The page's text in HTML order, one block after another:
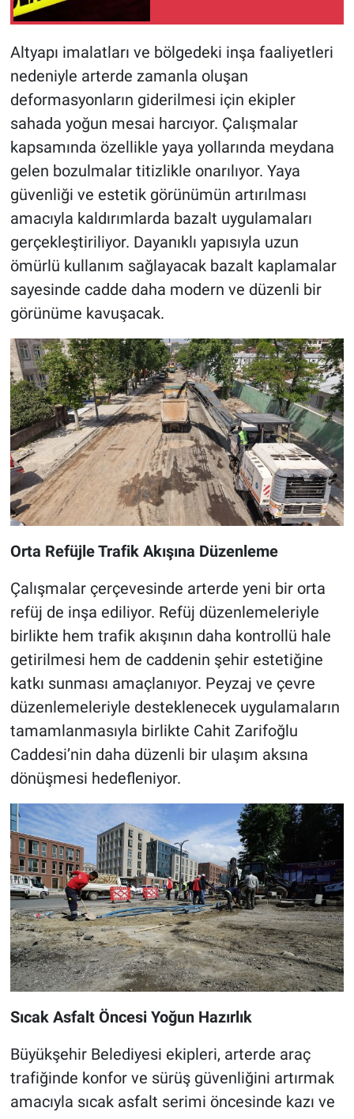
Altyapı imalatları ve bölgedeki inşa faaliyetleri
nedeniyle arterde zamanla oluşan
deformasyonların giderilmesi için ekipler
sahada yoğun mesai harcıyor. Çalışmalar
kapsamında özellikle yaya yollarında meydana
gelen bozulmalar titizlikle onarılıyor. Yaya
güvenliği ve estetik görünümün artırılması
amacıyla kaldırımlarda bazalt uygulamaları
gerçekleştiriliyor. Dayanıklı yapısıyla uzun
ömürlü kullanım sağlayacak bazalt kaplamalar
sayesinde cadde daha modern ve düzenli bir
görünüme kavuşacak.
Orta Refüjle Trafik Akışına Düzenleme
Çalışmalar çerçevesinde arterde yeni bir orta
refüj de inşa ediliyor. Refüj düzenlemeleriyle
birlikte hem trafik akışının daha kontrollü hale
getirilmesi hem de caddenin şehir estetiğine
katkı sunması amaçlanıyor. Peyzaj ve çevre
düzenlemeleriyle desteklenecek uygulamaların
tamamlanmasıyla birlikte Cahit Zarifoğlu
Caddesi’nin daha düzenli bir ulaşım aksına
dönüşmesi hedefleniyor.
Sıcak Asfalt Öncesi Yoğun Hazırlık
Büyükşehir Belediyesi ekipleri, arterde araç
trafiğinde konfor ve sürüş güvenliğini artırmak
amacıyla sıcak asfalt serimi öncesinde kazı ve